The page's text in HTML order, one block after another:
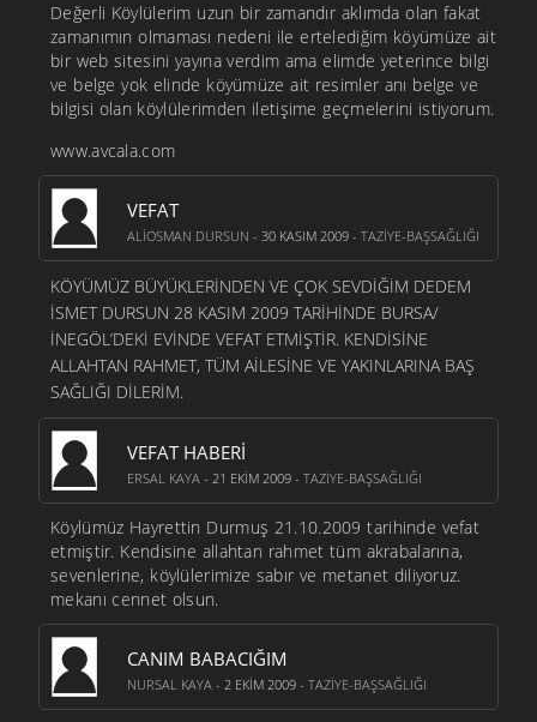
Değerli Köylülerim uzun bir zamandır aklımda olan fakat
zamanımın olmaması nedeni ile ertelediğim köyümüze ait
bir web sitesini yayına verdim ama elimde yeterince bilgi
ve belge yok elinde köyümüze ait resimler anı belge ve
bilgisi olan köylülerimden iletişime geçmelerini istiyorum.
www.avcala.com
VEFAT
ALIOSMAN DURSUN - 30 KASIM 2009 - TAZIYE-BAŞSAĞLIĞI
KÖYÜMÜZ BÜYÜKLERİNDEN VE ÇOK SEVDİĞİM DEDEM
İSMET DURSUN 28 KASIM 2009 TARİHİNDE BURSA/
İNEGÖL’DEKİ EVİNDE VEFAT ETMİŞTİR. KENDİSİNE
ALLAHTAN RAHMET, TÜM AİLESİNE VE YAKINLARINA BAŞ
SAĞLIĞI DİLERİM.
VEFAT HABERI
ERSAL KAYA - 21 EKIM 2009 - TAZIYE-BAŞSAĞLIĞI
Köylümüz Hayrettin Durmuş 21.10.2009 tarihinde vefat
etmiştir. Kendisine allahtan rahmet tüm akrabalarına,
sevenlerine, köylülerimize sabır ve metanet diliyoruz.
mekanı cennet olsun.
CANIM BABACIĞIM
NURSAL KAYA - 2 EKIM 2009 - TAZIYE-BAŞSAĞLIĞI